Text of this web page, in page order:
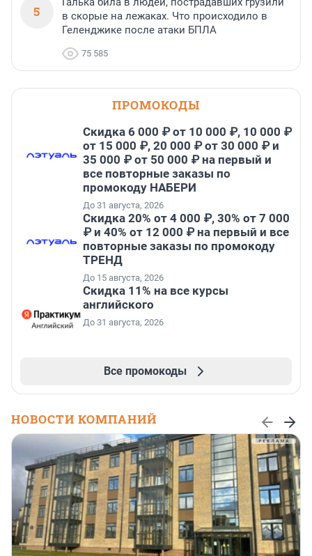
5
в скорые на лежаках. Что происходило в
Геленджике после атаки БПЛА
75 585
ПРОМОКОДЫ
Скидка 6 000 ₽ от 10 000 ₽, 10 000 ₽
от 15 000 ₽, 20 000 ₽ от 30 000 ₽ и
35 000 ₽ от 50 000 ₽ на первый и
все повторные заказы по
промокоду НАБЕРИ
До 31 августа, 2026
Скидка 20% от 4 000 ₽, 30% от 7 000
₽ и 40% от 12 000 ₽ на первый и все
повторные заказы по промокоду
ТРЕНД
До 15 августа, 2026
Скидка 11% на все курсы
английского
До 31 августа, 2026
Все промокоды
НОВОСТИ КОМПАНИЙ